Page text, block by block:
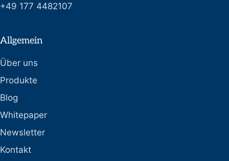
+49 177 4482107
Allgemein
Über uns
Produkte
Blog
Whitepaper
Newsletter
Kontakt